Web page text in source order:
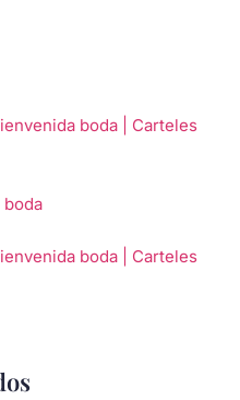
boda | Carteles
boda
boda | Carteles